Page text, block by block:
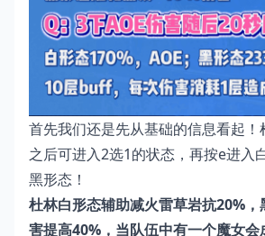
首先我们还是先从基础的信息看起！
之后可进入2选1的状态，再按e进入
黑形态！
杜林白形态辅助减火雷草岩抗20%
害提高40%，当队伍中有一个魔女